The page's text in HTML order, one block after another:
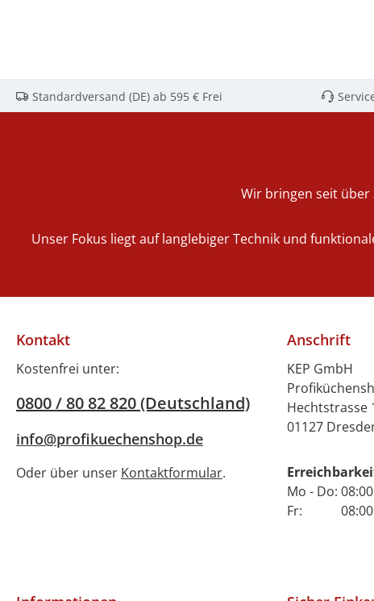
Standardversand (DE) ab 595 € Frei
Wir bringen seit
Unser Fokus liegt auf langlebiger Technik und
Kontakt
Kostenfrei unter:
0800 / 80 82 820 (Deutschland)
info@profikuechenshop.de
Oder über unser Kontaktformular.
Anschrift
KEP GmbH
Hechtstrasse
01127
Mo - Do:
Fr: 08:00 -